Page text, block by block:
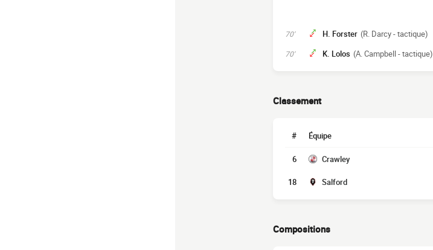
70' H. Forster (R. Darcy - tactique)
70' K. Lolos (A. Campbell - tactique)
Classement
# Équipe
6 Crawley
18 Salford
Compositions